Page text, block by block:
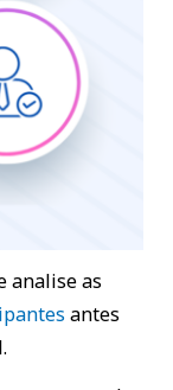
analise as
antes